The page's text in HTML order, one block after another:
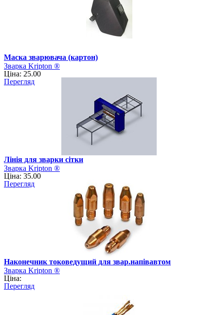
Маска зварювача (картон)
Зварка Kripton ®
Ціна: 25.00
Перегляд
Лінія для зварки сітки
Зварка Kripton ®
Ціна: 35.00
Перегляд
Наконечник токоведущий для звар.напівавтом
Зварка Kripton ®
Ціна:
Перегляд